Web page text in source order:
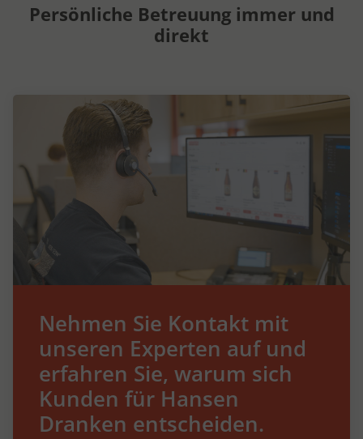
Persönliche Betreuung immer und
direkt
Nehmen Sie Kontakt mit
unseren Experten auf und
erfahren Sie, warum sich
Kunden für Hansen
Dranken entscheiden.